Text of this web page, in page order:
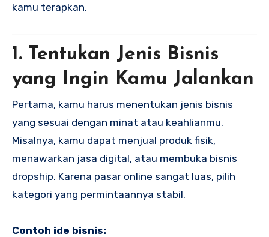
kamu terapkan.
1. Tentukan Jenis Bisnis
yang Ingin Kamu Jalankan
Pertama, kamu harus menentukan jenis bisnis
yang sesuai dengan minat atau keahlianmu.
Misalnya, kamu dapat menjual produk fisik,
menawarkan jasa digital, atau membuka bisnis
dropship. Karena pasar online sangat luas, pilih
kategori yang permintaannya stabil.
Contoh ide bisnis: